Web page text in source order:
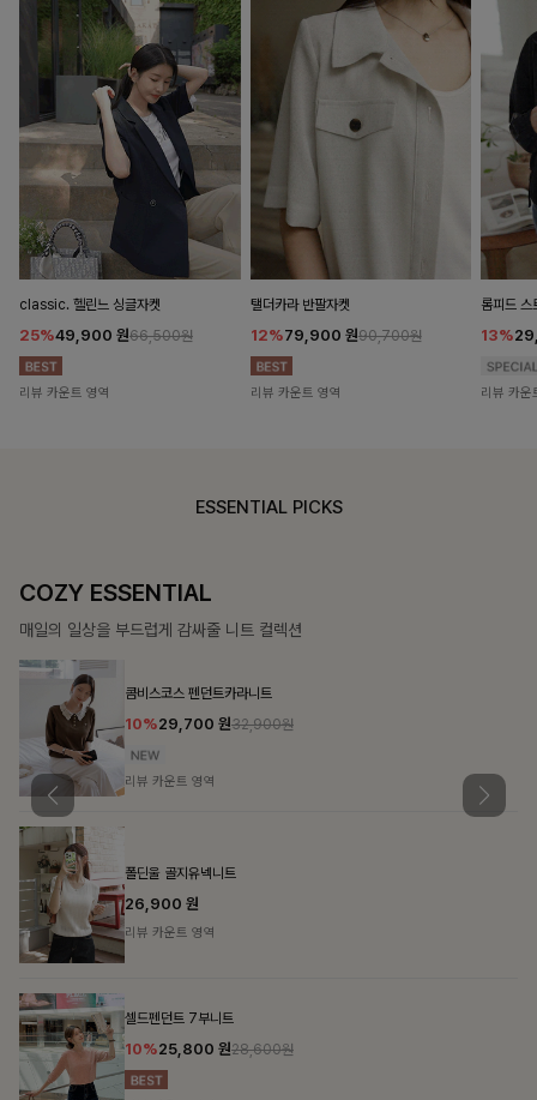
classic. 헬린느 싱글자켓
25%49,900 원66,500원
리뷰 카운트 영역
탤더카라 반팔자켓
12%79,900 원90,700원
리뷰 카운트 영역
롬피드 스
13%
리뷰 카운
ESSENTIAL PICKS
COZY ESSENTIAL
매일의 일상을 부드럽게 감싸줄 니트 컬렉션
콤비스코스 펜던트카라니트
10%29,700 원32,900원
리뷰 카운트 영역
폴딘울 골지유넥니트
26,900 원
리뷰 카운트 영역
셀드펜던트 7부니트
10%25,800 원28,600원